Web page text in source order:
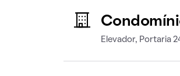
Elevador, Portaria